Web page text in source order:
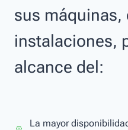
sus máquinas,
instalaciones,
alcance del:
La mayor